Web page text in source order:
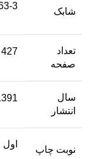
شابک
3
تعداد
صفحه
427
سال
انتشار
نوبت چاپ
اول